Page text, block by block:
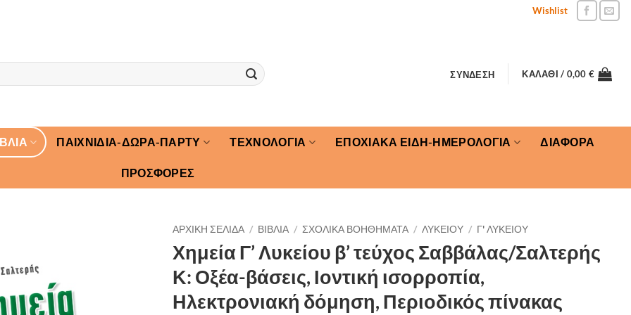
Wishlist
ΣΎΝΔΕΣΗ ΚΑΛΆΘΙ / 0,00 €
ΠΑΙΧΝΙΔΙΑ-ΔΩΡΑ-ΠΑΡΤΥ ΤΕΧΝΟΛΟΓΙΑ ΕΠΟΧΙΑΚΑ ΕΙΔΗ-ΗΜΕΡΟΛΟΓΙΑ ΔΙΑΦΟΡΑ
ΠΡΟΣΦΟΡΕΣ
ΑΡΧΙΚΉ ΣΕΛΊΔΑ / ΒΙΒΛΙΑ / ΣΧΟΛΙΚΑ ΒΟΗΘΗΜΑΤΑ / ΛΥΚΕΙΟΥ / Γ' ΛΥΚΕΙΟΥ
Χημεία Γ’ Λυκείου β’ τεύχος Σαββάλας/Σαλτερής
Κ: Οξέα-βάσεις, Ιοντική ισορροπία,
Ηλεκτρονιακή δόμηση, Περιοδικός πίνακας